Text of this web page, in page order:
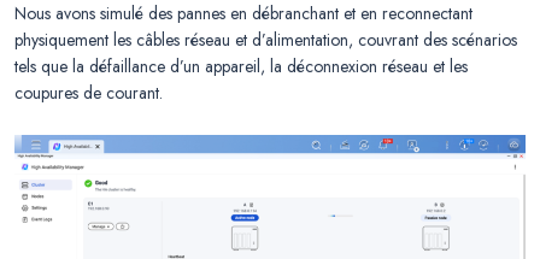
Nous avons simulé des pannes en débranchant et en reconnectant
physiquement les câbles réseau et d’alimentation, couvrant des scénarios
tels que la défaillance d’un appareil, la déconnexion réseau et les
coupures de courant.